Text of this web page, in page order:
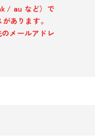
/ au など）で
あります。
メールアドレ